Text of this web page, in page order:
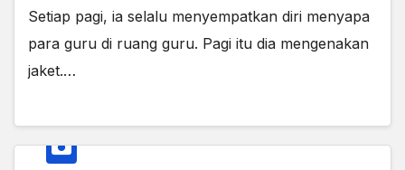
Setiap pagi, ia selalu menyempatkan diri menyapa
para guru di ruang guru. Pagi itu dia mengenakan
jaket.…